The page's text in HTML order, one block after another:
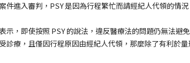
件進入審判，PSY 是因為行程繁忙而請經紀人代領的情
示，即使按照 PSY 的說法，違反醫療法的問題仍無法避
診療，且僅因行程原因由經紀人代領，那麼除了有利於